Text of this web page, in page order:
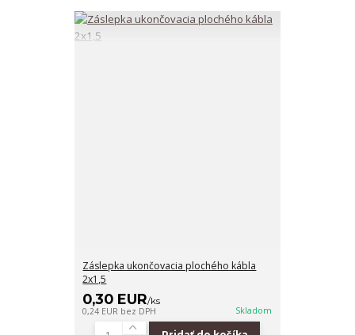
Záslepka ukončovacia plochého kábla
2x1,5
0,30 EUR/ks
0,24 EUR bez DPH Skladom